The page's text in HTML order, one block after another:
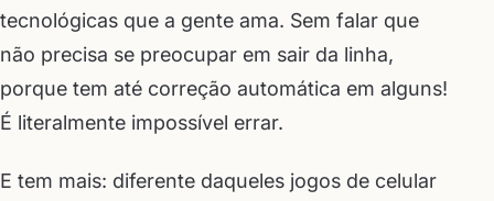
tecnológicas que a gente ama. Sem falar que
não precisa se preocupar em sair da linha,
porque tem até correção automática em alguns!
É literalmente impossível errar.
E tem mais: diferente daqueles jogos de celular